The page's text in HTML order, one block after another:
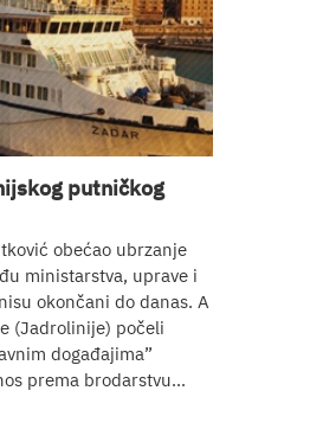
putničkog
obećao ubrzanje
ministarstva, uprave i
okončani do danas. A
(Jadrolinije) počeli
događajima”
prema brodarstvu...